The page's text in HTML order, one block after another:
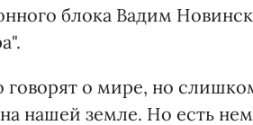
блока Вадим
о мире, но
нашей земле. Но есть